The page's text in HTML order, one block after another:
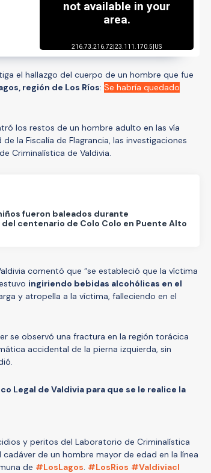
el hallazgo del cuerpo de un hombre que fue
región de Los Ríos: Se habría quedado
los restos de un hombre adulto en las vía
de la Fiscalía de Flagrancia, las investigaciones
Criminalística de Valdivia.
fueron baleados durante
centenario de Colo Colo en Puente Alto
comentó que “se estableció que la víctima
ingiriendo bebidas alcohólicas en el
y atropella a la víctima, falleciendo en el
se observó una fractura en la región torácica
accidental de la pierna izquierda, sin
Legal de Valdivia para que se le realice la
y peritos del Laboratorio de Criminalística
cadáver de un hombre mayor de edad en la línea
de #LosLagos. #LosRios #Valdiviacl